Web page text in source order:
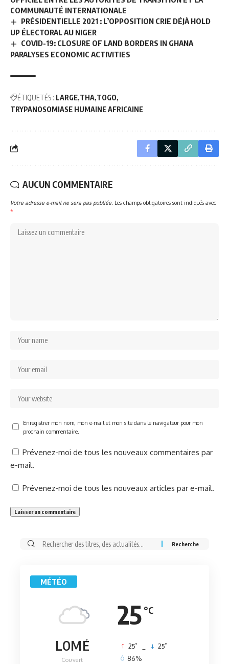
COMMUNAUTÉ INTERNATIONALE
PRÉSIDENTIELLE 2021 : L’OPPOSITION CRIE DÉJÀ HOLD
UP ÉLECTORAL AU NIGER
COVID-19: CLOSURE OF LAND BORDERS IN GHANA
PARALYSES ECONOMIC ACTIVITIES
ÉTIQUETÉS : LARGE THA TOGO
TRYPANOSOMIASE HUMAINE AFRICAINE
AUCUN COMMENTAIRE
Votre adresse e-mail ne sera pas publiée. Les champs obligatoires sont indiqués avec
*
Enregistrer mon nom, mon e-mail et mon site dans le navigateur pour mon
prochain commentaire.
Prévenez-moi de tous les nouveaux commentaires par
e-mail.
Prévenez-moi de tous les nouveaux articles par e-mail.
Rechercher:
MÉTÉO
25 °C
LOMÉ
Couvert
25° 25°
86%